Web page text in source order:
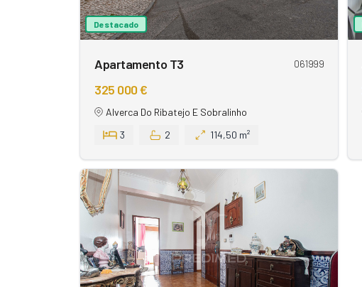
Destacado
Apartamento T3 061999
325 000 €
Alverca Do Ribatejo E Sobralinho
3
2 114,50 m²